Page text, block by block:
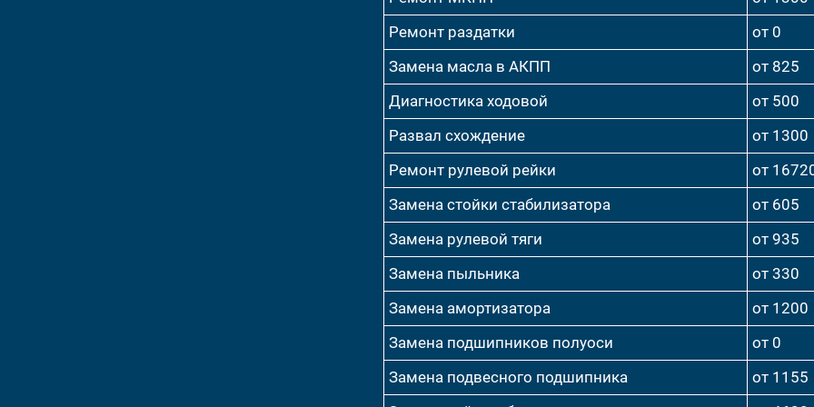
Ремонт раздатки
от 0
Замена масла в АКПП
от 825
Диагностика ходовой
от 500
Развал схождение
от 1300
Ремонт рулевой рейки
от
Замена стойки стабилизатора
от 605
Замена рулевой тяги
от 935
Замена пыльника
от 330
Замена амортизатора
от 1200
Замена подшипников полуоси
от 0
Замена подвесного подшипника
от 1155